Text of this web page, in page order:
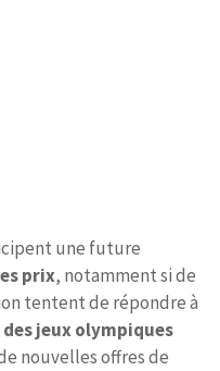
une future
prix, notamment si de
tentent de répondre à
des jeux olympiques
nouvelles offres de